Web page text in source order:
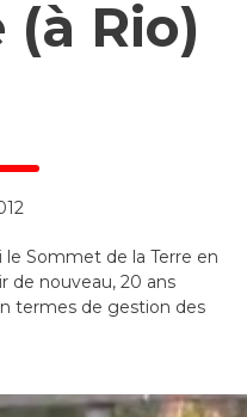
Rio)
le Sommet de la Terre en
de nouveau, 20 ans
termes de gestion des